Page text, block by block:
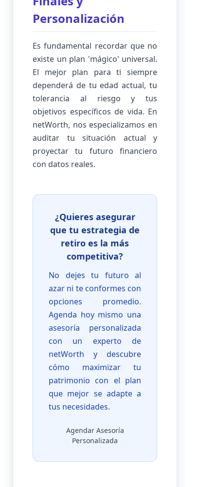
Personalización
Es fundamental recordar que no
existe un plan 'mágico' universal.
El mejor plan para ti siempre
dependerá de tu edad actual, tu
tolerancia al riesgo y tus
objetivos específicos de vida. En
netWorth, nos especializamos en
auditar tu situación actual y
proyectar tu futuro financiero
con datos reales.
¿Quieres asegurar
que tu estrategia de
retiro es la más
competitiva?
No dejes tu futuro al
azar ni te conformes con
opciones promedio.
Agenda hoy mismo una
asesoría personalizada
con un experto de
netWorth y descubre
cómo maximizar tu
patrimonio con el plan
que mejor se adapte a
tus necesidades.
Agendar Asesoría
Personalizada